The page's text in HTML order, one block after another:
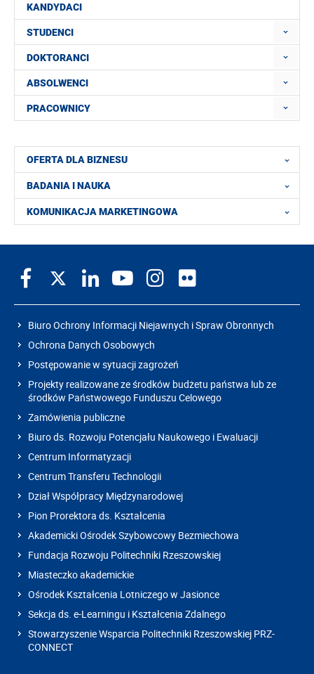
KANDYDACI
STUDENCI
DOKTORANCI
ABSOLWENCI
PRACOWNICY
OFERTA DLA BIZNESU
BADANIA I NAUKA
KOMUNIKACJA MARKETINGOWA
Biuro Ochrony Informacji Niejawnych i Spraw Obronnych
Ochrona Danych Osobowych
Postępowanie w sytuacji zagrożeń
Projekty realizowane ze środków budżetu państwa lub ze
środków Państwowego Funduszu Celowego
Zamówienia publiczne
Biuro ds. Rozwoju Potencjału Naukowego i Ewaluacji
Centrum Informatyzacji
Centrum Transferu Technologii
Dział Współpracy Międzynarodowej
Pion Prorektora ds. Kształcenia
Akademicki Ośrodek Szybowcowy Bezmiechowa
Fundacja Rozwoju Politechniki Rzeszowskiej
Miasteczko akademickie
Ośrodek Kształcenia Lotniczego w Jasionce
Sekcja ds. e-Learningu i Kształcenia Zdalnego
Stowarzyszenie Wsparcia Politechniki Rzeszowskiej PRZ-
CONNECT